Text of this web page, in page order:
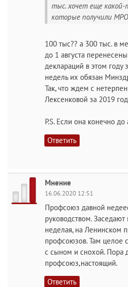
тыс. хочет еще
которые получили
100 тыс?? а 300 тыс. в
до 1 августа
деклараций в этом году
недель их обязан
Так, что ждем с
Лексенковой за 2019
P.S. Если она конечно
Ответить
Мнение
16.06.2020 12:51
Профсоюз давной
руководством.
неделая, на Ленинском
профсоюзов. Там целое
с сыном и снохой. Пора
профсоюз,настоящий.
Ответить